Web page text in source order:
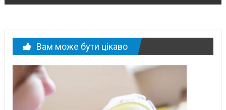
Вам може бути цікаво